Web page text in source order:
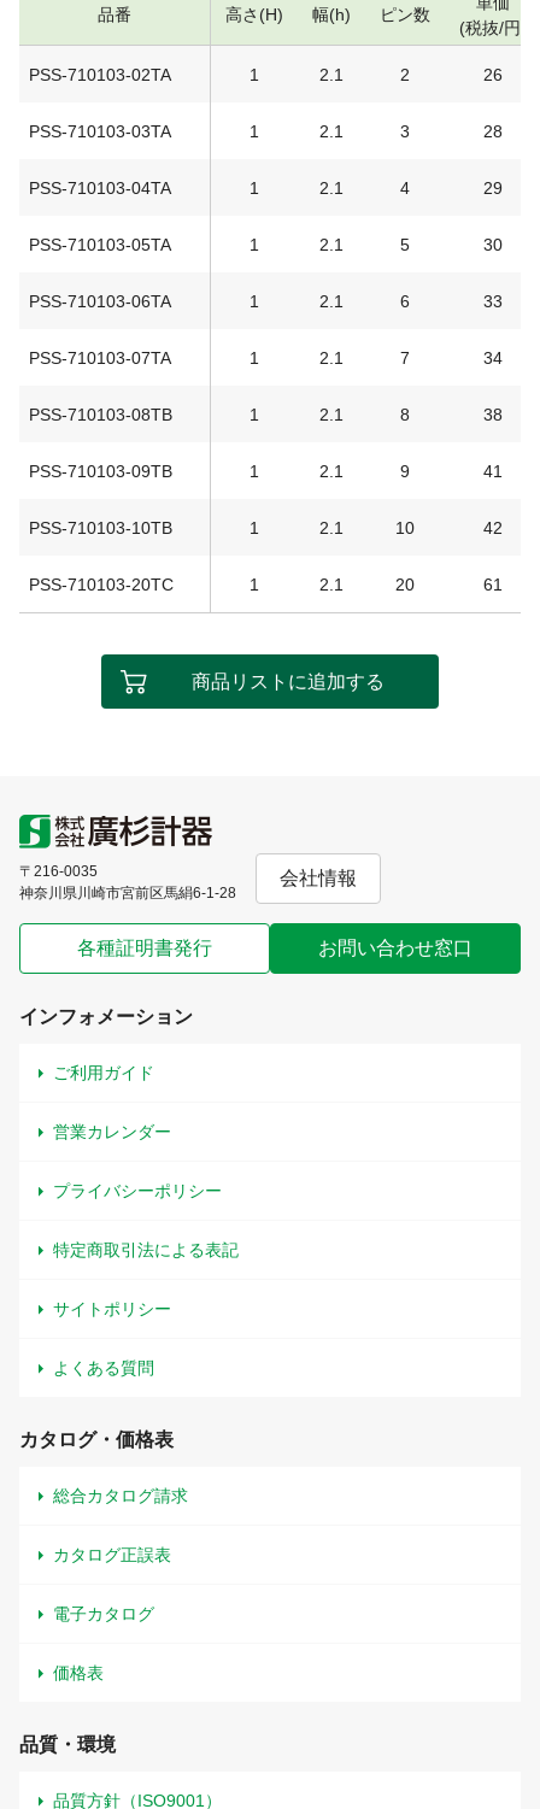
品番 高さ(H) 幅(h) ピン数
(税抜/円)
PSS-710103-02TA 1 2.1 2 26
PSS-710103-03TA 1 2.1 3 28
PSS-710103-04TA 1 2.1 4 29
PSS-710103-05TA 1 2.1 5 30
PSS-710103-06TA 1 2.1 6 33
PSS-710103-07TA 1 2.1 7 34
PSS-710103-08TB 1 2.1 8 38
PSS-710103-09TB 1 2.1 9 41
PSS-710103-10TB 1 2.1 10 42
PSS-710103-20TC 1 2.1 20 61
商品リストに追加する
〒216-0035
神奈川県川崎市宮前区馬絹6-1-28
会社情報
各種証明書発行 お問い合わせ窓口
インフォメーション
ご利用ガイド
営業カレンダー
プライバシーポリシー
特定商取引法による表記
サイトポリシー
よくある質問
カタログ・価格表
総合カタログ請求
カタログ正誤表
電子カタログ
価格表
品質・環境
品質方針（ISO9001）